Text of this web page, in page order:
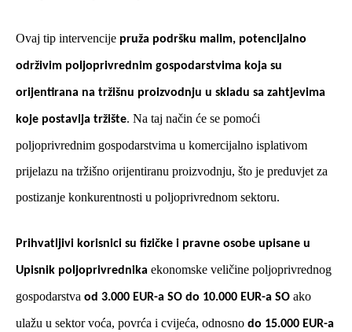
Ovaj tip intervencije pruža podršku malim, potencijalno
održivim poljoprivrednim gospodarstvima koja su
orijentirana na tržišnu proizvodnju u skladu sa zahtjevima
koje postavlja tržište. Na taj način će se pomoći
poljoprivrednim gospodarstvima u komercijalno isplativom
prijelazu na tržišno orijentiranu proizvodnju, što je preduvjet za
postizanje konkurentnosti u poljoprivrednom sektoru.
Prihvatljivi korisnici su fizičke i pravne osobe upisane u
Upisnik poljoprivrednika ekonomske veličine poljoprivrednog
gospodarstva od 3.000 EUR-a SO do 10.000 EUR-a SO ako
ulažu u sektor voća, povrća i cvijeća, odnosno do 15.000 EUR-a